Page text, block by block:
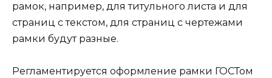
рамок, например, для титульного листа и для
страниц с текстом, для страниц с чертежами
рамки будут разные.
Регламентируется оформление рамки ГОСТом